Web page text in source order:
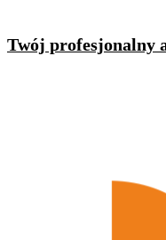
Twój profesjonalny